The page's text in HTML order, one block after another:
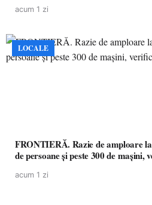
acum 1 zi
LOCALE
FRONTIERĂ. Razie de amploare
de persoane și peste 300 de mașini,
acum 1 zi